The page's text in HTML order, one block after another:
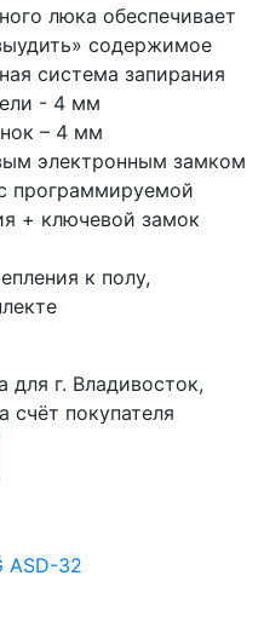
люка обеспечивает
содержимое
система запирания
- 4 мм
– 4 мм
электронным замком
программируемой
+ ключевой замок
к полу,
для г. Владивосток,
счёт покупателя
ASD-32